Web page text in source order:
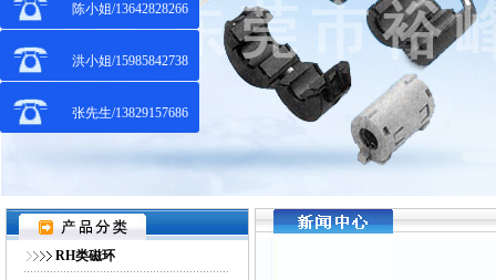
网站首页｜公司简介｜产品展示｜供求商机｜人才招
RH类磁环
陈小姐/13642828266
洪小姐/15985842738
张先生/13829157686